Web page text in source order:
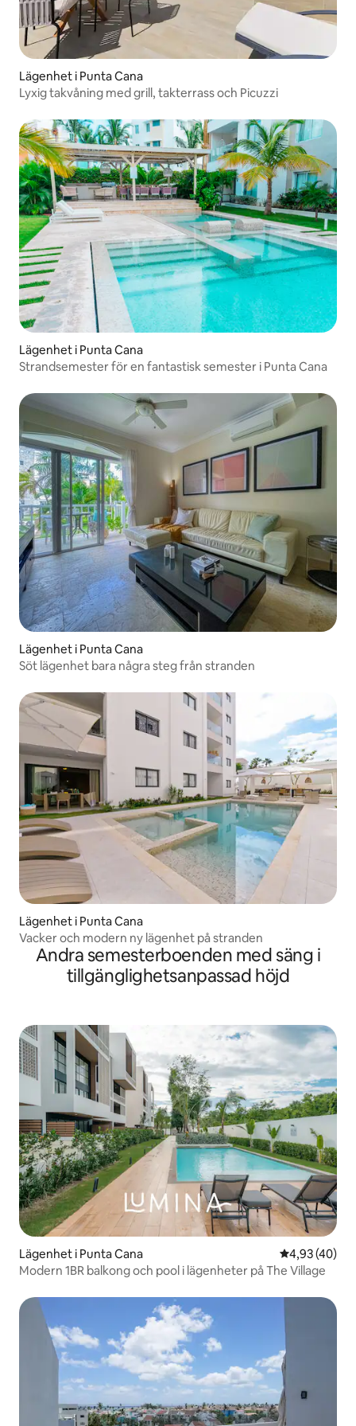
Lägenhet i Punta Cana
Lyxig takvåning med grill, takterrass och Picuzzi
Lägenhet i Punta Cana
Strandsemester för en fantastisk semester i Punta Cana
Lägenhet i Punta Cana
Söt lägenhet bara några steg från stranden
Lägenhet i Punta Cana
Vacker och modern ny lägenhet på stranden
Andra semesterboenden med säng i
tillgänglighetsanpassad höjd
Lägenhet i Punta Cana 4,93 av 5 i
4,93 (40)
Modern 1BR balkong och pool i lägenheter på The Village